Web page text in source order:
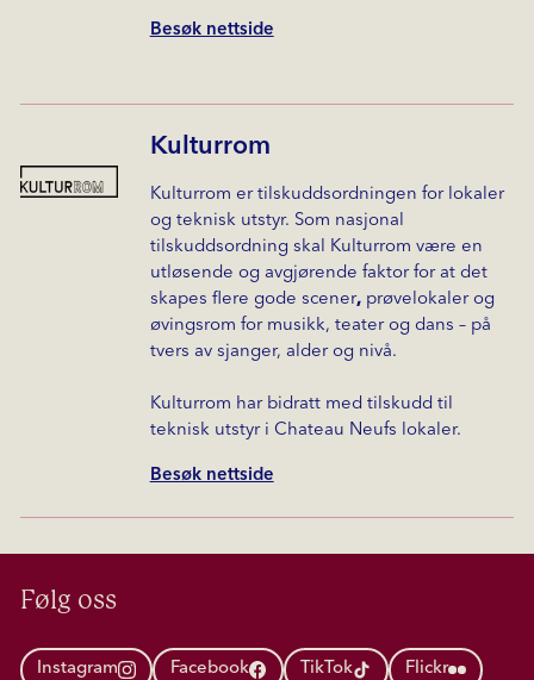
Besøk nettside
Kulturrom
Kulturrom er tilskuddsordningen for lokaler
og teknisk utstyr. Som nasjonal
tilskuddsordning skal Kulturrom være en
utløsende og avgjørende faktor for at det
skapes flere gode scener,prøvelokaler og
øvingsrom for musikk, teater og dans – på
tvers av sjanger, alder og nivå.
Kulturrom har bidratt med tilskudd til
teknisk utstyr i Chateau Neufs lokaler.
Besøk nettside
Følg oss
Instagram Facebook TikTok Flickr